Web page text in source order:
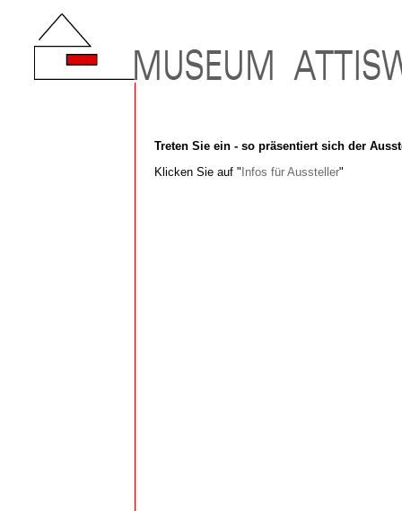
Treten Sie ein - so präsentiert sich der
Klicken Sie auf "Infos für Aussteller"